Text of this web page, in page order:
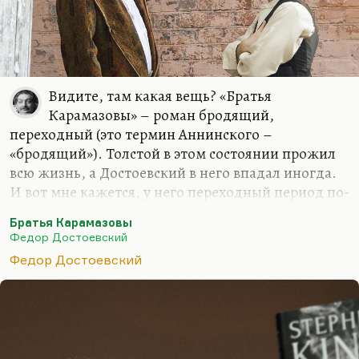
Видите, там какая вещь? «Братья
Карамазовы» – роман бродящий,
переходный (это термин Аннинского –
«бродящий»). Толстой в этом состоянии прожил
всю жизнь, а Достоевский в него впадал иногда.
И вот мне кажется, у него переходный период по-
(например, «Село Степанчиково») или последний
роман – «Братья Карамазовы». Дело в том, что
«Братья Карамазовы» – это роман отхода от
Достоевского в жизни было два главных
Братья Карамазовы
Федор Достоевский
Федор Достоевский